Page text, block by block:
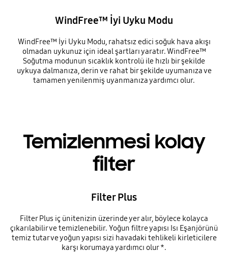
WindFree™ İyi Uyku Modu
WindFree™ İyi Uyku Modu, rahatsız edici soğuk hava akışı
olmadan uykunuz için ideal şartları yaratır. WindFree™
Soğutma modunun sıcaklık kontrolü ile hızlı bir şekilde
uykuya dalmanıza, derin ve rahat bir şekilde uyumanıza ve
tamamen yenilenmiş uyanmanıza yardımcı olur.
Temizlenmesi kolay
filter
Filter Plus
Filter Plus iç ünitenizin üzerinde yer alır, böylece kolayca
çıkarılabilir ve temizlenebilir. Yoğun filtre yapısı Isı Eşanjörünü
temiz tutar ve yoğun yapısı sizi havadaki tehlikeli kirleticilere
karşı korumaya yardımcı olur *.